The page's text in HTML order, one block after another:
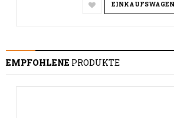
EINKAUFSWAGEN
EMPFOHLENE PRODUKTE